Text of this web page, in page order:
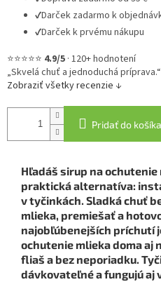
✔Darček zadarmo k
✔Darček k prvému nákupu
⭐⭐⭐⭐⭐ 4.9/5 · 120+ hodnotení
„Skvelá chuť a jednoduchá
Zobraziť všetky recenzie ↓
Pridať do košíka
Hľadáš sirup na ochutenie
praktická alternatíva:
v tyčinkách. Sladká chuť
mlieka, premiešať a
najobľúbenejších príchutí
ochutenie mlieka doma aj
fliaš a bez neporiadku.
dávkovateľné a fungujú aj